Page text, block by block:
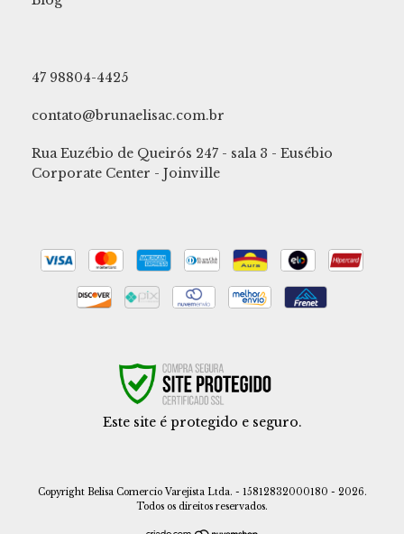
47 98804-4425
contato@brunaelisac.com.br
Rua Euzébio de Queirós 247 - sala 3 - Eusébio
Corporate Center - Joinville
Este site é protegido e seguro.
Copyright Belisa Comercio Varejista Ltda. - 15812832000180 - 2026.
Todos os direitos reservados.